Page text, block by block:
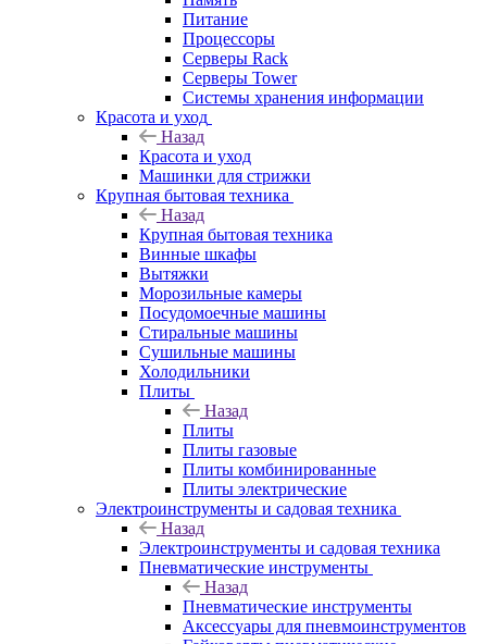
Питание
Процессоры
Серверы Rack
Серверы Tower
Системы хранения информации
Красота и уход
Назад
Красота и уход
Машинки для стрижки
Крупная бытовая техника
Назад
Крупная бытовая техника
Винные шкафы
Вытяжки
Морозильные камеры
Посудомоечные машины
Стиральные машины
Сушильные машины
Холодильники
Плиты
Назад
Плиты
Плиты газовые
Плиты комбинированные
Плиты электрические
Электроинструменты и садовая техника
Назад
Электроинструменты и садовая техника
Пневматические инструменты
Назад
Пневматические инструменты
Аксессуары для пневмоинструментов